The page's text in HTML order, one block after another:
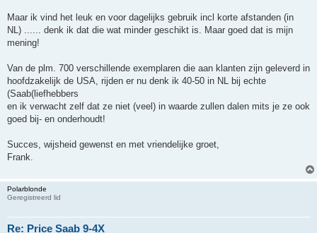
Maar ik vind het leuk en voor dagelijks gebruik incl korte afstanden (in
NL) ...... denk ik dat die wat minder geschikt is. Maar goed dat is mijn
mening!
Van de plm. 700 verschillende exemplaren die aan klanten zijn geleverd in
hoofdzakelijk de USA, rijden er nu denk ik 40-50 in NL bij echte
(Saab(liefhebbers
en ik verwacht zelf dat ze niet (veel) in waarde zullen dalen mits je ze ook
goed bij- en onderhoudt!
Succes, wijsheid gewenst en met vriendelijke groet,
Frank.
Polarblonde
Geregistreerd lid
Re: Price Saab 9-4X